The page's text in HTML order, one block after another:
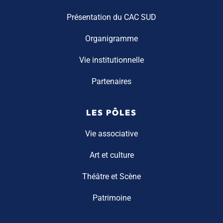
Présentation du CAC SUD
Organigramme
Vie institutionnelle
Partenaires
LES PÔLES
Vie associative
Art et culture
Théâtre et Scène
Patrimoine